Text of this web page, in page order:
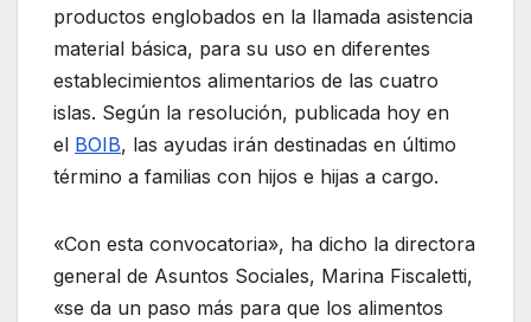
productos englobados en la llamada asistencia
material básica, para su uso en diferentes
establecimientos alimentarios de las cuatro
islas. Según la resolución, publicada hoy en
el BOIB, las ayudas irán destinadas en último
término a familias con hijos e hijas a cargo.
«Con esta convocatoria», ha dicho la directora
general de Asuntos Sociales, Marina Fiscaletti,
«se da un paso más para que los alimentos